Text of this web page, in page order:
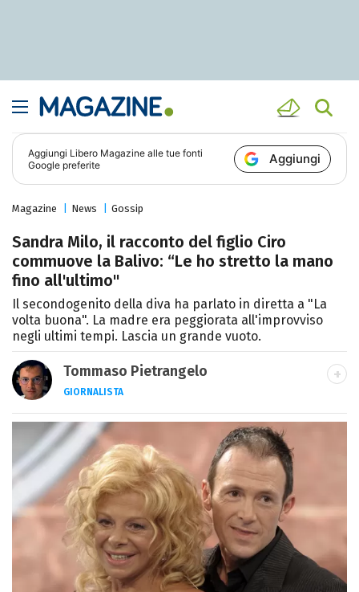
Aggiungi Libero Magazine alle tue fonti
Google preferite
Aggiungi
Magazine News Gossip
Sandra Milo, il racconto del figlio Ciro
commuove la Balivo: “Le ho stretto la mano
fino all'ultimo"
Il secondogenito della diva ha parlato in diretta a "La
volta buona". La madre era peggiorata all'improvviso
negli ultimi tempi. Lascia un grande vuoto.
Tommaso Pietrangelo
GIORNALISTA
Autore, giornalista, cantautore. Laureato in
Letterature Straniere, è appassionato di
cinema, poesia e Shakespeare. Scrive
canzoni e ama i gatti.